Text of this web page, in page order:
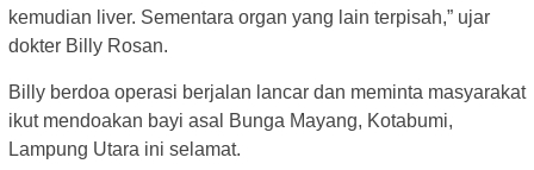
kemudian liver. Sementara organ yang lain terpisah,” ujar
dokter Billy Rosan.
Billy berdoa operasi berjalan lancar dan meminta masyarakat
ikut mendoakan bayi asal Bunga Mayang, Kotabumi,
Lampung Utara ini selamat.